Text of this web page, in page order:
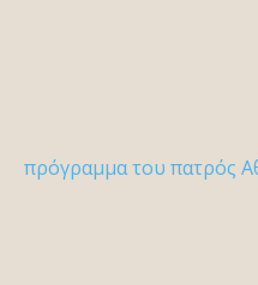
πρόγραμμα του πατρός